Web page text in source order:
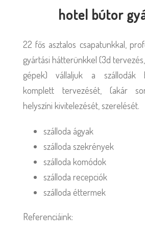
hotel bútor
22 fős asztalos csapatunkkal,
gyártási hátterünkkel (3d
gépek) vállaljuk a szállodák
komplett tervezését, (akár
helyszíni kivitelezését, szerelését.
szálloda ágyak
szálloda szekrények
szálloda komódok
szálloda recepciók
szálloda éttermek
Referenciáink: